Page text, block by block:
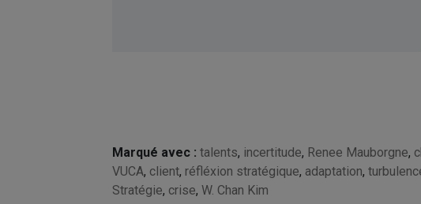
Marqué avec : talents, incertitude, Renee Mauborgne,
VUCA, client, réfléxion stratégique, adaptation,
Stratégie, crise, W. Chan Kim